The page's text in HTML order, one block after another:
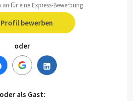
an für eine Express-Bewerbung
bewerben
oder
oder als Gast: